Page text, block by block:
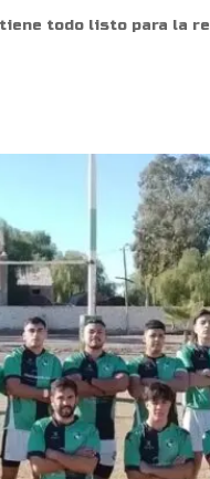
todo listo para la